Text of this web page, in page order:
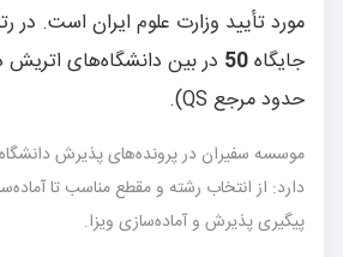
مورد تأیید وزارت علوم ایران است. در
جایگاه50
حدود مرجع QS).
دارد: از انتخاب رشته و مقطع مناسب تا
پیگیری پذیرش و آماده‌سازی ویزا.